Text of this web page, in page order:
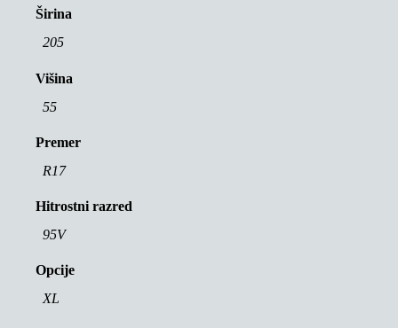
Širina
205
Višina
55
Premer
R17
Hitrostni razred
95V
Opcije
XL